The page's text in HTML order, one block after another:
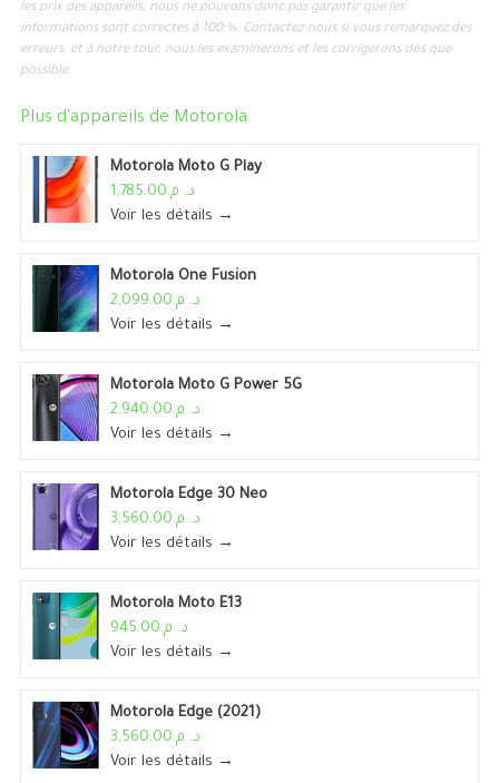
les prix des appareils, nous ne pouvons donc pas garantir que les
informations sont correctes à 100 %. Contactez-nous si vous remarquez des
erreurs, et à notre tour, nous les examinerons et les corrigerons dès que
possible.
Plus d'appareils de Motorola
Motorola Moto G Play
د. م.1,785.00
Voir les détails →
Motorola One Fusion
د. م.2,099.00
Voir les détails →
Motorola Moto G Power 5G
د. م.2,940.00
Voir les détails →
Motorola Edge 30 Neo
د. م.3,560.00
Voir les détails →
Motorola Moto E13
د. م.945.00
Voir les détails →
Motorola Edge (2021)
د. م.3,560.00
Voir les détails →